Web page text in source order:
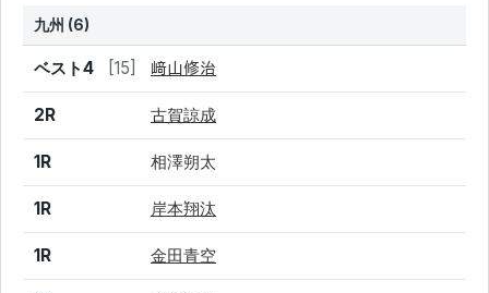
九州 (6)
結果 シード 選手名
ベスト4 [15] 﨑山修治
2R 古賀諒成
1R 相澤朔太
1R 岸本翔汰
1R 金田青空